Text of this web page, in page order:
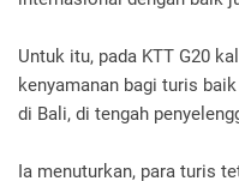
Untuk itu, pada KTT G20
kenyamanan bagi turis
di Bali, di tengah
Ia menuturkan, para turis